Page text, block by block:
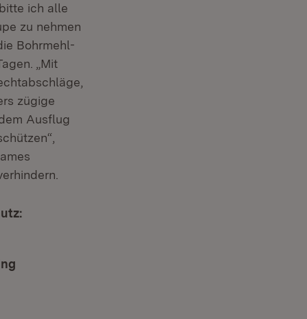
ich alle
zu nehmen
Bohrmehl-
„Mit
zügige
Ausflug